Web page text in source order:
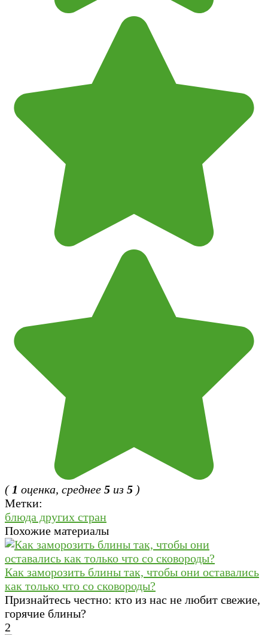
( 1 оценка, среднее 5 из 5 )
Метки:
блюда других стран
Похожие материалы
Как заморозить блины так, чтобы они оставались
как только что со сковороды?
Признайтесь честно: кто из нас не любит свежие,
горячие блины?
2